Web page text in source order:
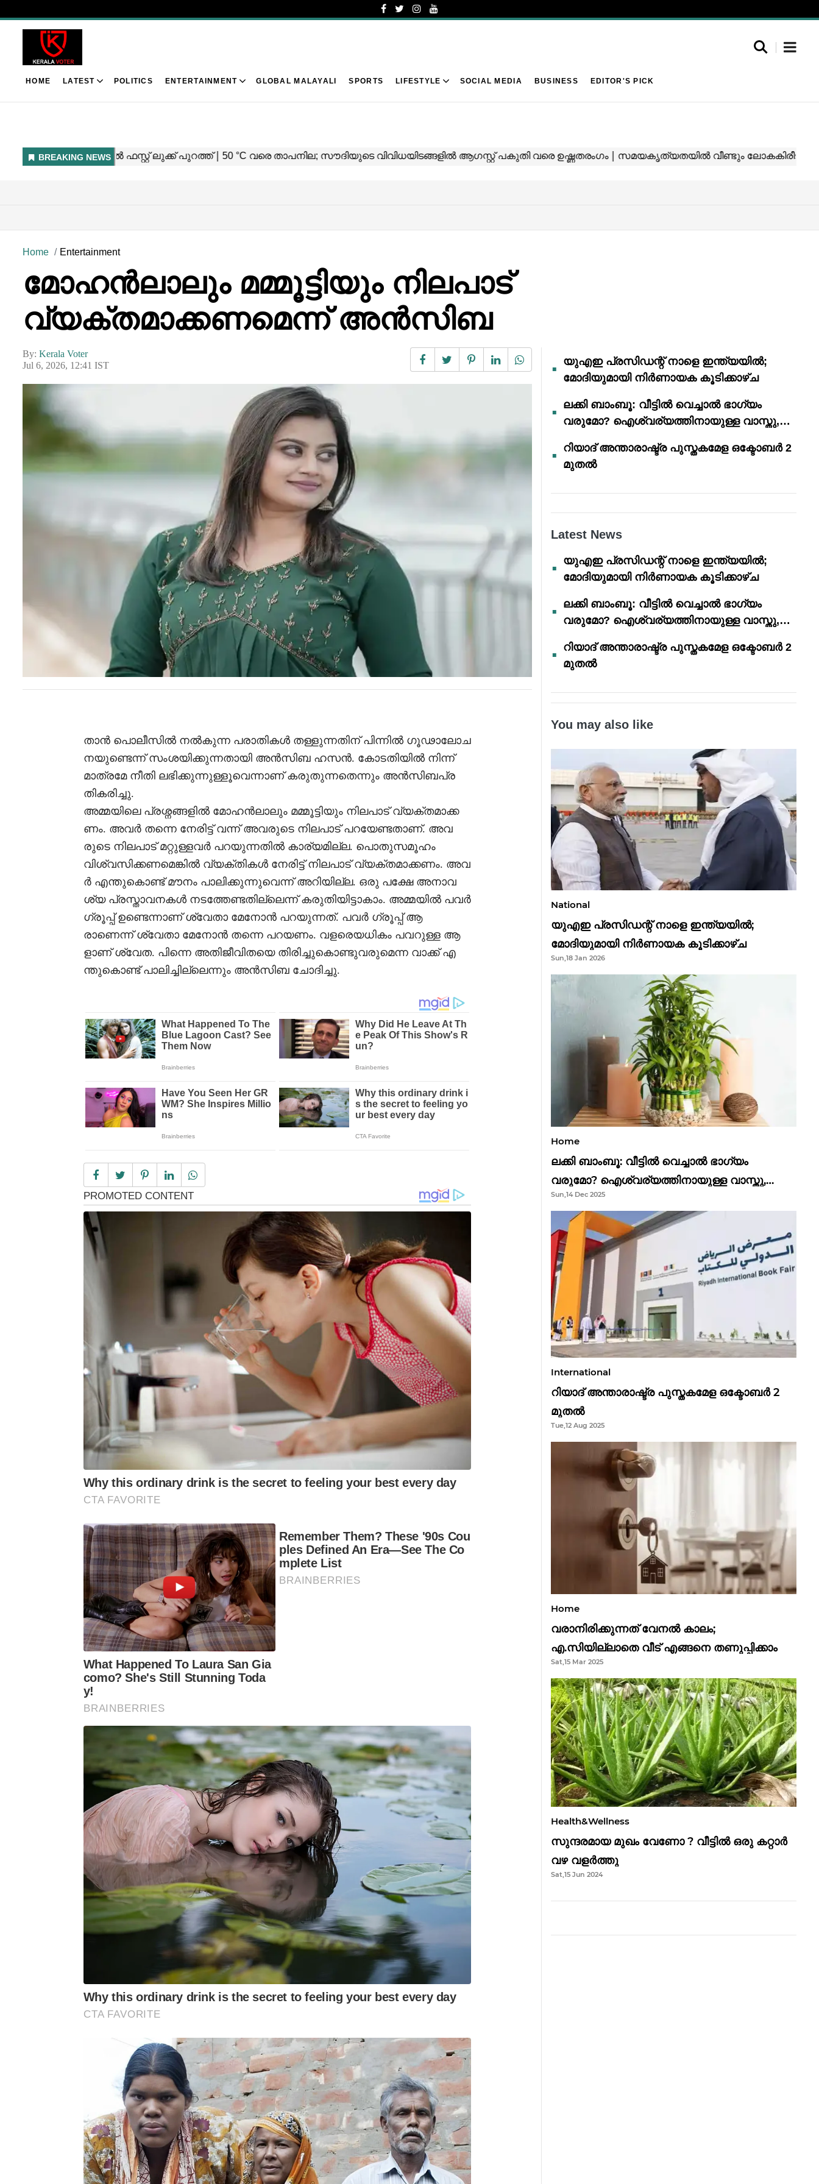
HOME LATEST POLITICS ENTERTAINMENT GLOBAL MALAYALI SPORTS LIFESTYLE SOCIAL MEDIA BUSINESS EDITOR'S PICK
Home Entertainment
മോഹൻലാലും മമ്മൂട്ടിയും നിലപാട്
വ്യക്തമാക്കണമെന്ന് അൻസിബ
By: Kerala Voter
Jul 6, 2026, 12:41 IST
താൻ പൊലീസിൽ നൽകുന്ന പരാതികൾ തള്ളുന്നതിന് പിന്നിൽ ഗൂഢാലോച
നയുണ്ടെന്ന് സംശയിക്കുന്നതായി അൻസിബ ഹസൻ. കോടതിയിൽ നിന്ന്
മാത്രമേ നീതി ലഭിക്കുന്നുള്ളൂവെന്നാണ് കരുതുന്നതെന്നും അൻസിബപ്ര
തികരിച്ചു.
അമ്മയിലെ പ്രശ്നങ്ങളിൽ മോഹൻലാലും മമ്മൂട്ടിയും നിലപാട് വ്യക്തമാക്ക
ണം. അവർ തന്നെ നേരിട്ട് വന്ന് അവരുടെ നിലപാട് പറയേണ്ടതാണ്. അവ
രുടെ നിലപാട് മറ്റുള്ളവർ പറയുന്നതിൽ കാര്യമില്ല. പൊതുസമൂഹം
വിശ്വസിക്കണമെങ്കിൽ വ്യക്തികൾ നേരിട്ട് നിലപാട് വ്യക്തമാക്കണം. അവ
ർ എന്തുകൊണ്ട് മൗനം പാലിക്കുന്നുവെന്ന് അറിയില്ല. ഒരു പക്ഷേ അനാവ
ശ്യ പ്രസ്താവനകൾ നടത്തേണ്ടതില്ലെന്ന് കരുതിയിട്ടാകാം. അമ്മയിൽ പവർ
ഗ്രൂപ്പ് ഉണ്ടെന്നാണ് ശ്വേതാ മേനോൻ പറയുന്നത്. പവർ ഗ്രൂപ്പ് ആ
രാണെന്ന് ശ്വേതാ മേനോൻ തന്നെ പറയണം. വളരെയധികം പവറുള്ള ആ
ളാണ് ശ്വേത. പിന്നെ അതിജീവിതയെ തിരിച്ചുകൊണ്ടുവരുമെന്ന വാക്ക് എ
ന്തുകൊണ്ട് പാലിച്ചില്ലെന്നും അൻസിബ ചോദിച്ചു.
യുഎഇ പ്രസിഡന്റ് നാളെ ഇന്ത്യയിൽ;
മോദിയുമായി നിർണായക കൂടിക്കാഴ്ച
ലക്കി ബാംബൂ: വീട്ടിൽ വെച്ചാൽ ഭാഗ്യം
വരുമോ? ഐശ്വര്യത്തിനായുള്ള വാസ്തു,
റിയാദ് അന്താരാഷ്ട്ര പുസ്തകമേള ഒക്ടോബർ 2
മുതൽ
Latest News
യുഎഇ പ്രസിഡന്റ് നാളെ ഇന്ത്യയിൽ;
മോദിയുമായി നിർണായക കൂടിക്കാഴ്ച
ലക്കി ബാംബൂ: വീട്ടിൽ വെച്ചാൽ ഭാഗ്യം
വരുമോ? ഐശ്വര്യത്തിനായുള്ള വാസ്തു,
റിയാദ് അന്താരാഷ്ട്ര പുസ്തകമേള ഒക്ടോബർ 2
മുതൽ
You may also like
National
യുഎഇ പ്രസിഡന്റ് നാളെ ഇന്ത്യയിൽ;
മോദിയുമായി നിർണായക കൂടിക്കാഴ്ച
Sun,18 Jan 2026
Home
ലക്കി ബാംബൂ: വീട്ടിൽ വെച്ചാൽ ഭാഗ്യം
വരുമോ? ഐശ്വര്യത്തിനായുള്ള വാസ്തു,
ഫെങ് ഷൂയി വിശ്വാസങ്ങൾ
Sun,14 Dec 2025
International
റിയാദ് അന്താരാഷ്ട്ര പുസ്തകമേള ഒക്ടോബർ 2
മുതൽ
Tue,12 Aug 2025
Home
വരാനിരിക്കുന്നത് വേനൽ കാലം;
എ.സിയില്ലാതെ വീട് എങ്ങനെ തണുപ്പിക്കാം
Sat,15 Mar 2025
Health&Wellness
സുന്ദരമായ മുഖം വേണോ ? വീട്ടിൽ ഒരു കറ്റാർ
വഴ വളർത്തു
Sat,15 Jun 2024